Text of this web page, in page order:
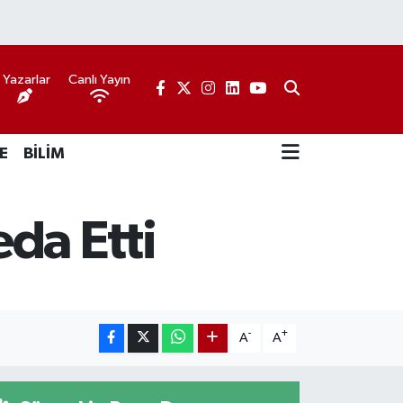
Yazarlar Canlı Yayın
BİLİM
Etti
A- A+